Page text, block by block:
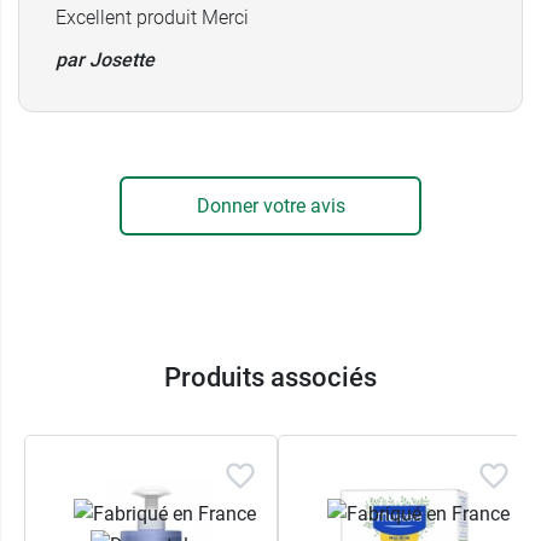
formulé spécifiquement pour les enfants
Excellent produit Merci
par Josette
Donner votre avis
Produits associés